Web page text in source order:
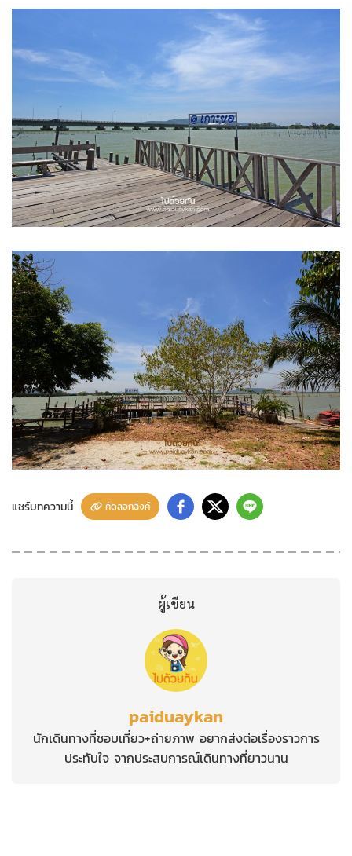
แชร์บทความนี้ คัดลอกลิงค์
ผู้เขียน
paiduaykan
นักเดินทางที่ชอบเที่ยว+ถ่ายภาพ อยากส่งต่อเรื่องราวการ
ประทับใจ จากประสบการณ์เดินทางที่ยาวนาน